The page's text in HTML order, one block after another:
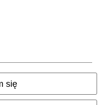
się
środowiska